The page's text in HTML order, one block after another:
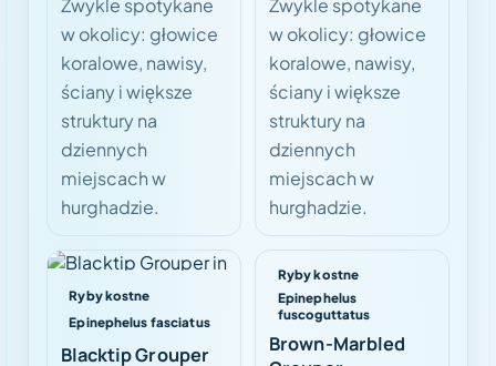
Zwykle spotykane
w okolicy: głowice
koralowe, nawisy,
ściany i większe
struktury na
dziennych
miejscach w
hurghadzie.
Zwykle spotykane
w okolicy: głowice
koralowe, nawisy,
ściany i większe
struktury na
dziennych
miejscach w
hurghadzie.
Ryby kostne
Epinephelus fasciatus
Blacktip Grouper
Ryby kostne
Epinephelus
fuscoguttatus
Brown-Marbled